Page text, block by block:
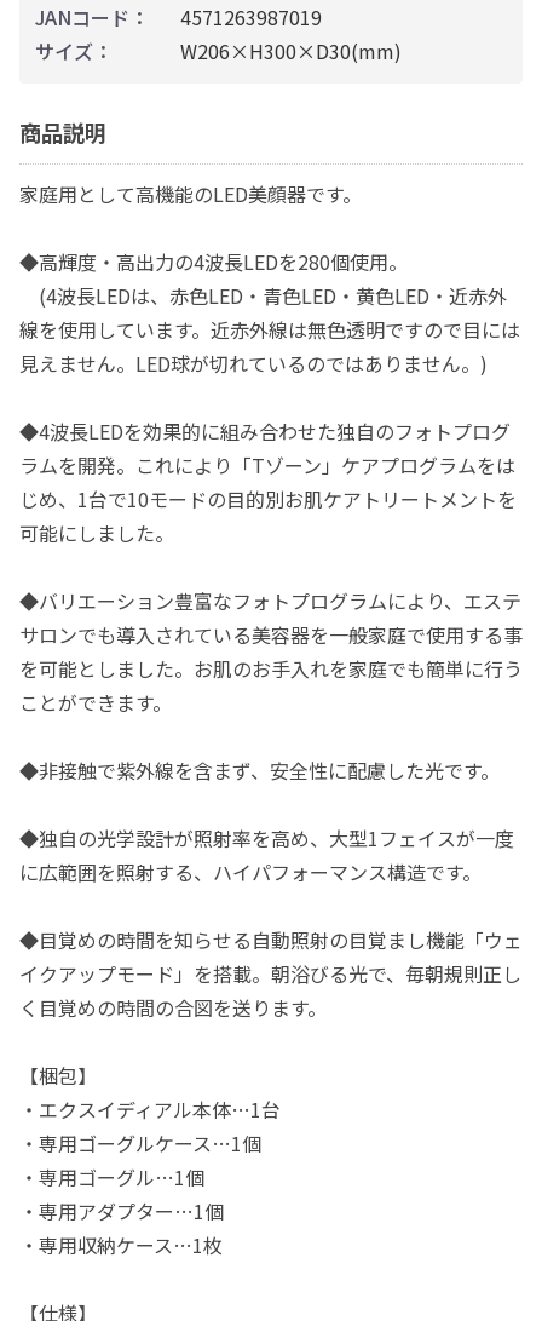
JANコード：
4571263987019
サイズ：
W206×H300×D30(mm)
商品説明
家庭用として高機能のLED美顔器です。
◆高輝度・高出力の4波長LEDを280個使用。
(4波長LEDは、赤色LED・青色LED・黄色LED・近赤外
線を使用しています。近赤外線は無色透明ですので目には
見えません。LED球が切れているのではありません。)
◆4波長LEDを効果的に組み合わせた独自のフォトプログ
ラムを開発。これにより「Tゾーン」ケアプログラムをは
じめ、1台で10モードの目的別お肌ケアトリートメントを
可能にしました。
◆バリエーション豊富なフォトプログラムにより、エステ
サロンでも導入されている美容器を一般家庭で使用する事
を可能としました。お肌のお手入れを家庭でも簡単に行う
ことができます。
◆非接触で紫外線を含まず、安全性に配慮した光です。
◆独自の光学設計が照射率を高め、大型1フェイスが一度
に広範囲を照射する、ハイパフォーマンス構造です。
◆目覚めの時間を知らせる自動照射の目覚まし機能「ウェ
イクアップモード」を搭載。朝浴びる光で、毎朝規則正し
く目覚めの時間の合図を送ります。
【梱包】
・エクスイディアル本体…1台
・専用ゴーグルケース…1個
・専用ゴーグル…1個
・専用アダプター…1個
・専用収納ケース…1枚
【仕様】